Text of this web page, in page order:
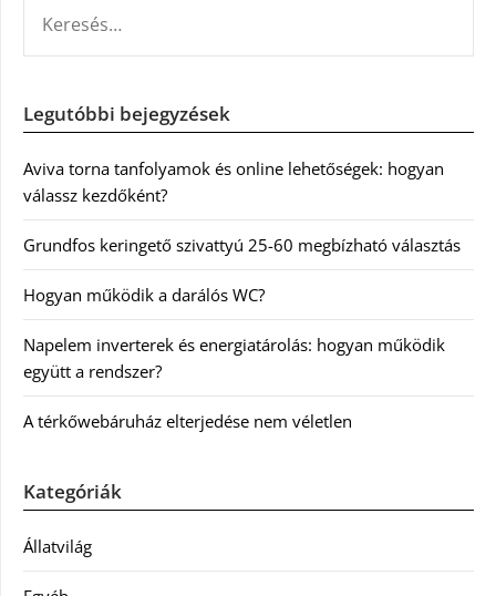
Legutóbbi bejegyzések
Aviva torna tanfolyamok és online lehetőségek: hogyan
válassz kezdőként?
Grundfos keringető szivattyú 25-60 megbízható választás
Hogyan működik a darálós WC?
Napelem inverterek és energiatárolás: hogyan működik
együtt a rendszer?
A térkőwebáruház elterjedése nem véletlen
Kategóriák
Állatvilág